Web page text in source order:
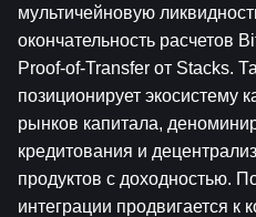
мультичейновую
окончательность расчетов
Proof-of-Transfer от Stacks.
позиционирует экосистему
рынков капитала,
кредитования и
продуктов с доходностью.
интеграции продвигается к